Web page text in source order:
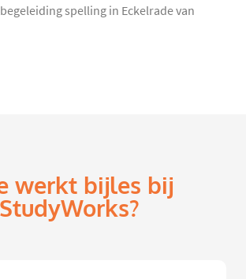
spelling in Eckelrade van
werkt bijles bij
StudyWorks?